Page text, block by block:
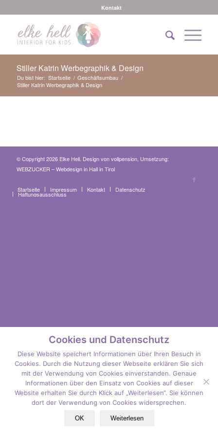
Kontakt
Stiller Katrin Werbegraphik & Design
Du bist hier: Startseite / Geschäftsumbau /
Stiller Katrin Werbegraphik & Design
© Copyright 2026 Elke Hell. Design vonvollpension, Umsetzung:
WEBZUCKER – Webdesign in Hall in Tirol
Startseite Impressum Kontakt Datenschutz
Haftungsausschluss
Cookies und Datenschutz
Diese Website speichert Informationen über Ihren Besuch in
Cookies. Durch die Nutzung dieser Webseite erklären Sie sich
mit der Verwendung von Cookies einverstanden. Genaue
Informationen über den Einsatz von Cookies auf dieser
Website erhalten Sie durch Klick auf „Weiterlesen“. Sie können
dort der Verwendung von Cookies widersprechen.
OK Weiterlesen